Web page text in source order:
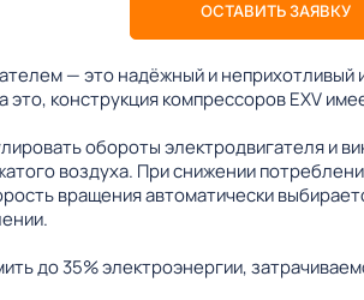
ОСТАВИТЬ ЗАЯВКУ
— это надёжный и
конструкция компрессоров EXV
обороты электродвигателя и
воздуха. При снижении
вращения автоматически
до 35% электроэнергии,